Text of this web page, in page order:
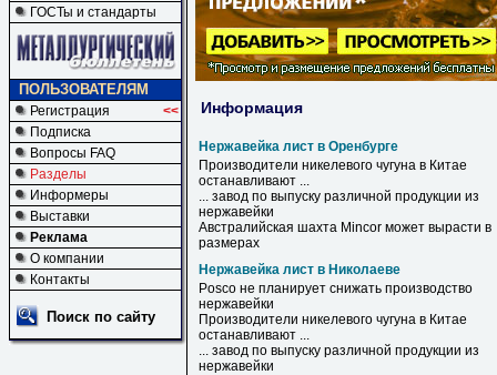
ГОСТы и стандарты
ПОЛЬЗОВАТЕЛЯМ
Регистрация
<<
Подписка
Вопросы FAQ
Разделы
Информеры
Выставки
Реклама
О компании
Контакты
Поиск по сайту
Информация
Нержавейка лист в Оренбурге
Производители никелевого чугуна в Китае
останавливают ...
... завод по выпуску различной продукции из
нержавейки
Австралийская шахта Mincor может вырасти в
размерах
Нержавейка лист в Николаеве
Posco не планирует снижать производство
нержавейки
Производители никелевого чугуна в Китае
останавливают ...
... завод по выпуску различной продукции из
нержавейки